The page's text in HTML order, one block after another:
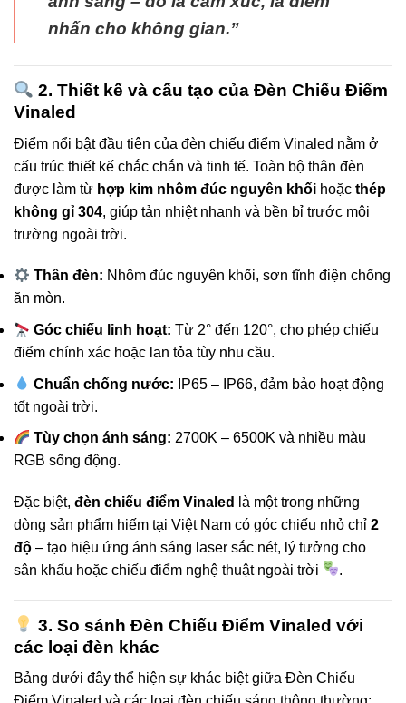
nhấn cho không gian.”
2. Thiết kế và cấu tạo của Đèn Chiếu Điểm
Vinaled
Điểm nổi bật đầu tiên của đèn chiếu điểm Vinaled nằm ở
cấu trúc thiết kế chắc chắn và tinh tế. Toàn bộ thân đèn
được làm từ hợp kim nhôm đúc nguyên khối hoặc thép
không gỉ 304, giúp tản nhiệt nhanh và bền bỉ trước môi
trường ngoài trời.
Thân đèn: Nhôm đúc nguyên khối, sơn tĩnh điện chống
ăn mòn.
Góc chiếu linh hoạt: Từ 2° đến 120°, cho phép chiếu
điểm chính xác hoặc lan tỏa tùy nhu cầu.
Chuẩn chống nước: IP65 – IP66, đảm bảo hoạt động
tốt ngoài trời.
Tùy chọn ánh sáng: 2700K – 6500K và nhiều màu
RGB sống động.
Đặc biệt, đèn chiếu điểm Vinaled
là một trong những
dòng sản phẩm hiếm tại Việt Nam có góc chiếu nhỏ chỉ 2
độ – tạo hiệu ứng ánh sáng laser sắc nét, lý tưởng cho
sân khấu hoặc chiếu điểm nghệ thuật ngoài trời
.
3. So sánh Đèn Chiếu Điểm Vinaled với
các loại đèn khác
Bảng dưới đây thể hiện sự khác biệt giữa Đèn Chiếu